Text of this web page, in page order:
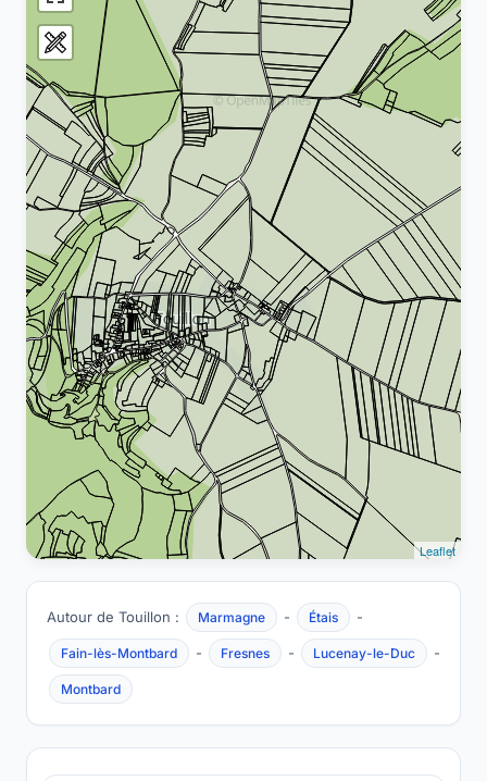
Leaflet
Autour de Touillon : Marmagne - Étais -
Fain-lès-Montbard - Fresnes - Lucenay-le-Duc -
Montbard